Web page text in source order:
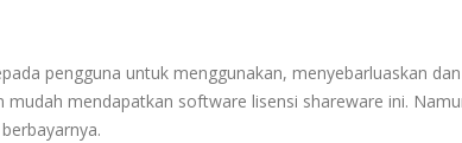
pengguna untuk menggunakan, menyebarluaskan
mudah mendapatkan software lisensi shareware ini.